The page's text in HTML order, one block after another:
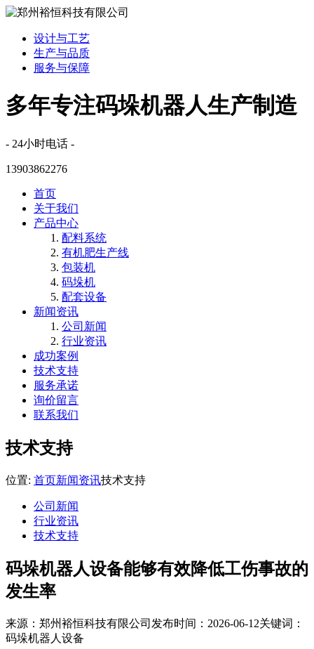
设计与工艺
生产与品质
服务与保障
多年专注码垛机器人生产制造
- 24小时电话 -
13903862276
首页
关于我们
产品中心
配料系统
有机肥生产线
包装机
码垛机
配套设备
新闻资讯
公司新闻
行业资讯
成功案例
技术支持
服务承诺
询价留言
联系我们
技术支持
位置: 首页新闻资讯技术支持
公司新闻
行业资讯
技术支持
码垛机器人设备能够有效降低工伤事故的
发生率
来源：郑州裕恒科技有限公司 发布时间：2026-06-12关键词：
码垛机器人设备